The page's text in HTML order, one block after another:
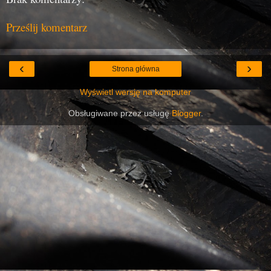
Prześlij komentarz
‹ ›
Strona główna
Wyświetl wersję na komputer
Obsługiwane przez usługęBlogger.